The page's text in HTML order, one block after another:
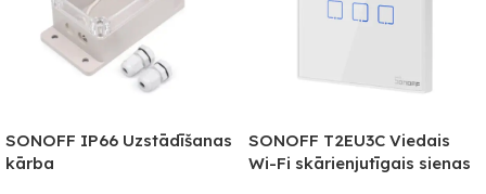
SONOFF IP66 Uzstādīšanas
kārba
SONOFF T2EU3C Viedais
Wi-Fi skārienjutīgais sienas